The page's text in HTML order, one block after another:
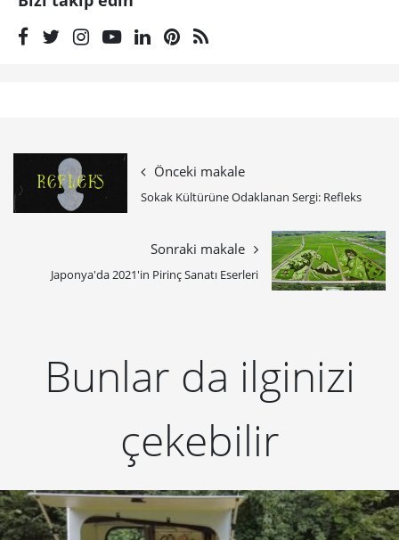
Önceki makale
Sokak Kültürüne Odaklanan Sergi: Refleks
Sonraki makale
Japonya'da 2021'in Pirinç Sanatı Eserleri
Bunlar da ilginizi
çekebilir